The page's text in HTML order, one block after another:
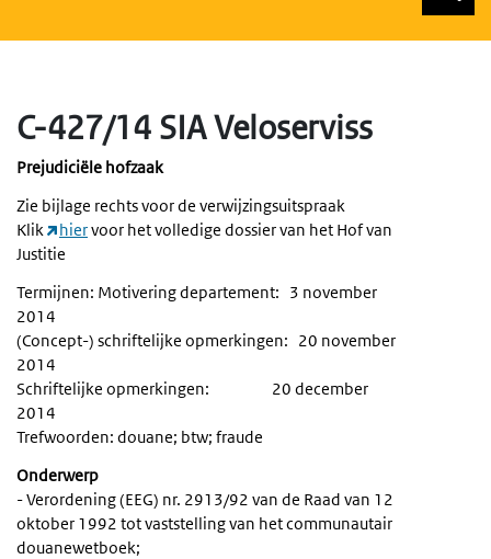
C-427/14 SIA Veloserviss
Prejudiciële hofzaak
Zie bijlage rechts voor de verwijzingsuitspraak
Klik
hiervoor het volledige dossier van het Hof van
Justitie
Termijnen: Motivering departement: 3 november
2014
(Concept-) schriftelijke opmerkingen: 20 november
2014
Schriftelijke opmerkingen: 20 december
2014
Trefwoorden: douane; btw; fraude
Onderwerp
- Verordening (EEG) nr. 2913/92 van de Raad van 12
oktober 1992 tot vaststelling van het communautair
douanewetboek;